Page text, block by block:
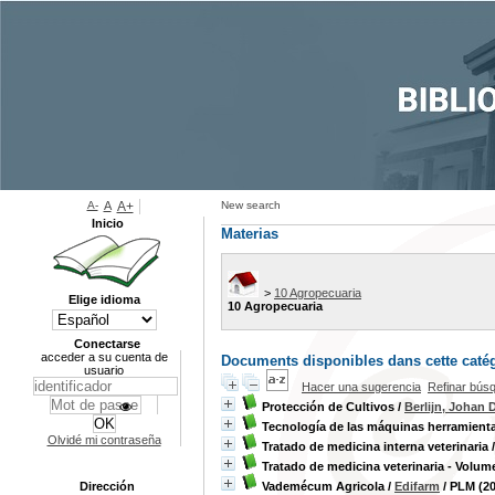
New search
Materias
> 10 Agropecuaria
10 Agropecuaria
Documents disponibles dans cette
Hacer una sugerencia Refinar
Protección de Cultivos / Berlijn, Johan
Tecnología de las máquinas
Tratado de medicina interna veterinaria
Tratado de medicina veterinaria -
Vademécum Agricola / Edifarm / PLM
A- A A+
Inicio
Elige idioma
Conectarse
acceder a su cuenta de
usuario
Olvidé mi contraseña
Dirección